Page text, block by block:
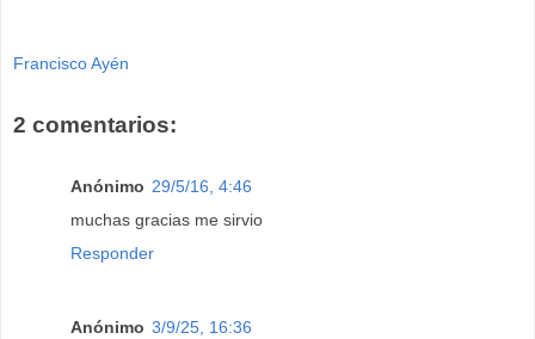
Francisco Ayén
2 comentarios:
Anónimo 29/5/16, 4:46
muchas gracias me sirvio
Responder
Anónimo 3/9/25, 16:36